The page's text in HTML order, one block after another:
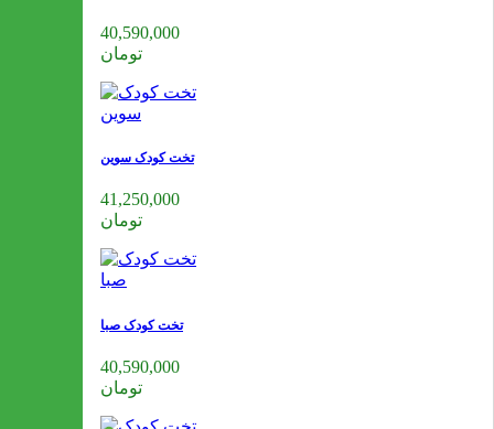
40,590,000
تومان
تخت کودک سوین
41,250,000
تومان
تخت کودک صبا
40,590,000
تومان